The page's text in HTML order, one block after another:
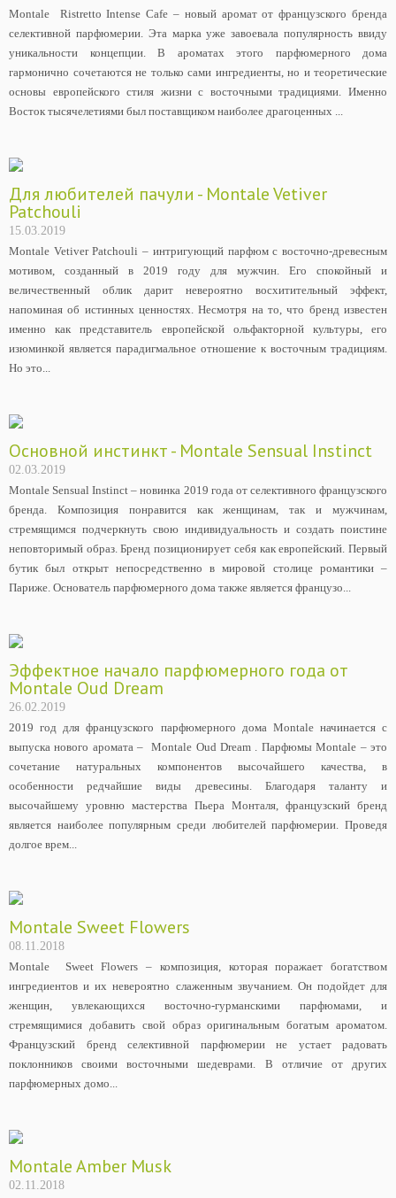
Montale Ristretto Intense Cafе – новый аромат от французского бренда
селективной парфюмерии. Эта марка уже завоевала популярность ввиду
уникальности концепции. В ароматах этого парфюмерного дома
гармонично сочетаются не только сами ингредиенты, но и теоретические
основы европейского стиля жизни с восточными традициями. Именно
Восток тысячелетиями был поставщиком наиболее драгоценных ...
Для любителей пачули - Montale Vetiver
Patchouli
15.03.2019
Montale Vetiver Patchouli – интригующий парфюм с восточно-древесным
мотивом, созданный в 2019 году для мужчин. Его спокойный и
величественный облик дарит невероятно восхитительный эффект,
напоминая об истинных ценностях. Несмотря на то, что бренд известен
именно как представитель европейской ольфакторной культуры, его
изюминкой является парадигмальное отношение к восточным традициям.
Но это...
Основной инстинкт - Montale Sensual Instinct
02.03.2019
Montale Sensual Instinct – новинка 2019 года от селективного французского
бренда. Композиция понравится как женщинам, так и мужчинам,
стремящимся подчеркнуть свою индивидуальность и создать поистине
неповторимый образ. Бренд позиционирует себя как европейский. Первый
бутик был открыт непосредственно в мировой столице романтики –
Париже. Основатель парфюмерного дома также является французо...
Эффектное начало парфюмерного года от
Montale Oud Dream
26.02.2019
2019 год для французского парфюмерного дома Montale начинается с
выпуска нового аромата – Montale Oud Dream . Парфюмы Montale – это
сочетание натуральных компонентов высочайшего качества, в
особенности редчайшие виды древесины. Благодаря таланту и
высочайшему уровню мастерства Пьера Монталя, французский бренд
является наиболее популярным среди любителей парфюмерии. Проведя
долгое врем...
Montale Sweet Flowers
08.11.2018
Montale Sweet Flowers – композиция, которая поражает богатством
ингредиентов и их невероятно слаженным звучанием. Он подойдет для
женщин, увлекающихся восточно-гурманскими парфюмами, и
стремящимися добавить свой образ оригинальным богатым ароматом.
Французский бренд селективной парфюмерии не устает радовать
поклонников своими восточными шедеврами. В отличие от других
парфюмерных домо...
Montale Amber Musk
02.11.2018